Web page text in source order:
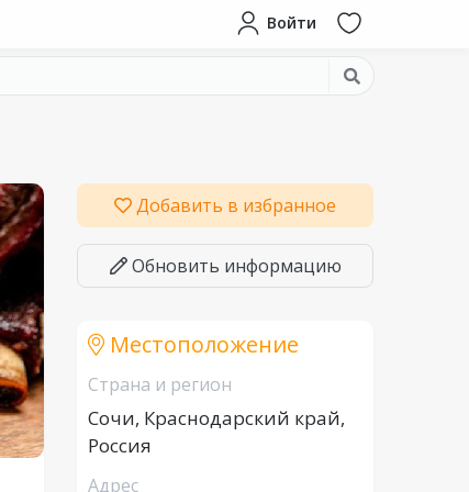
Войти
Добавить в избранное
Обновить информацию
Местоположение
Страна и регион
Сочи, Краснодарский край,
Россия
Адрес